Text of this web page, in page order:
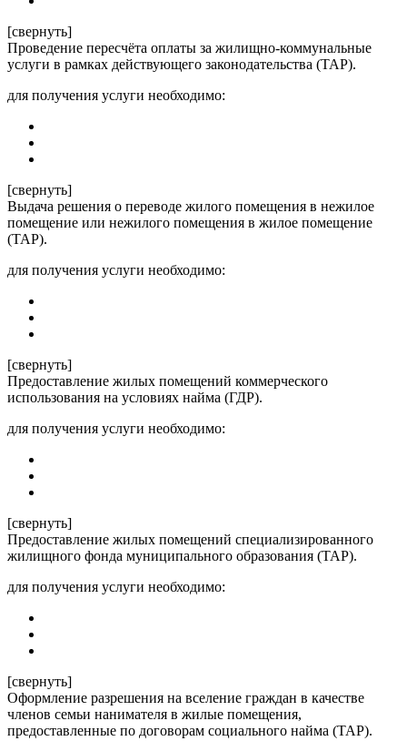
[свернуть]
Проведение пересчёта оплаты за жилищно-коммунальные
услуги в рамках действующего законодательства (ТАР).
для получения услуги необходимо:
[свернуть]
Выдача решения о переводе жилого помещения в нежилое
помещение или нежилого помещения в жилое помещение
(ТАР).
для получения услуги необходимо:
[свернуть]
Предоставление жилых помещений коммерческого
использования на условиях найма (ГДР).
для получения услуги необходимо:
[свернуть]
Предоставление жилых помещений специализированного
жилищного фонда муниципального образования (ТАР).
для получения услуги необходимо:
[свернуть]
Оформление разрешения на вселение граждан в качестве
членов семьи нанимателя в жилые помещения,
предоставленные по договорам социального найма (ТАР).